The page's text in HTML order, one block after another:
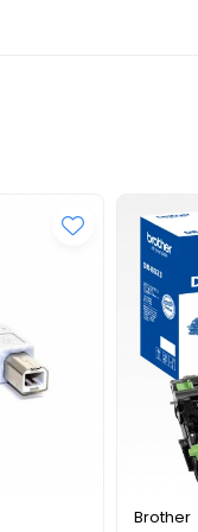
mult. Modelele
aici.
Brother